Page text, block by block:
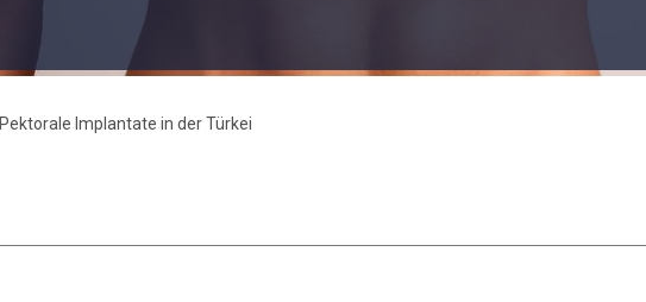
Pektorale Implantate in der Türkei